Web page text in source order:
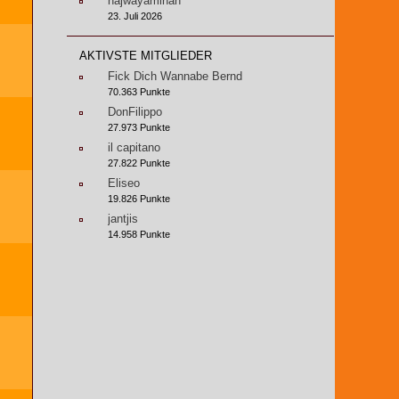
23. Juli 2026
AKTIVSTE MITGLIEDER
Fick Dich Wannabe Bernd
70.363 Punkte
DonFilippo
27.973 Punkte
il capitano
27.822 Punkte
Eliseo
19.826 Punkte
jantjis
14.958 Punkte